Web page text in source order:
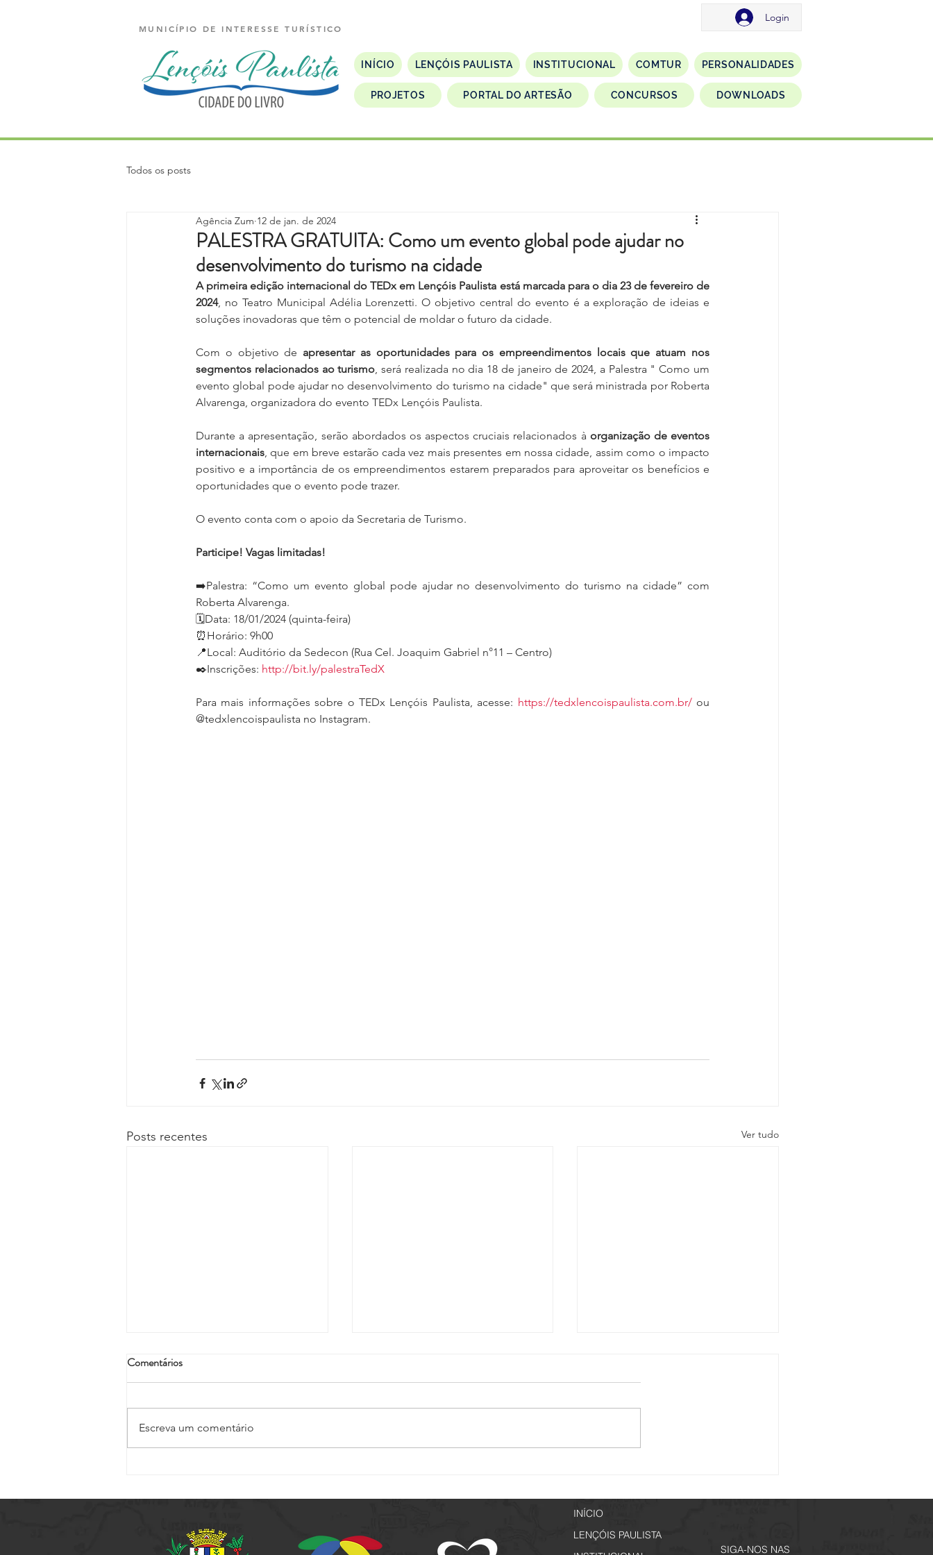
MUNICÍPIO DE INTERESSE TURÍSTICO
INÍCIO LENÇÓIS PAULISTA INSTITUCIONAL COMTUR PERSONALIDADES
PROJETOS PORTAL DO ARTESÃO CONCURSOS DOWNLOADS
Login
Todos os posts
PALESTRA GRATUITA: Como um evento global pode ajudar no
desenvolvimento do turismo na cidade
Agência Zum 12 de jan. de 2024
A primeira edição internacional do TEDx em Lençóis Paulista está marcada para o dia 23 de fevereiro de
2024, no Teatro Municipal Adélia Lorenzetti. O objetivo central do evento é a exploração de ideias e
soluções inovadoras que têm o potencial de moldar o futuro da cidade.
Com o objetivo de apresentar as oportunidades para os empreendimentos locais que atuam nos
segmentos relacionados ao turismo, será realizada no dia 18 de janeiro de 2024, a Palestra " Como um
evento global pode ajudar no desenvolvimento do turismo na cidade" que será ministrada por Roberta
Alvarenga, organizadora do evento TEDx Lençóis Paulista.
Durante a apresentação, serão abordados os aspectos cruciais relacionados à organização de eventos
internacionais, que em breve estarão cada vez mais presentes em nossa cidade, assim como o impacto
positivo e a importância de os empreendimentos estarem preparados para aproveitar os benefícios e
oportunidades que o evento pode trazer.
O evento conta com o apoio da Secretaria de Turismo.
Participe! Vagas limitadas!
➡️Palestra: “Como um evento global pode ajudar no desenvolvimento do turismo na cidade” com
Roberta Alvarenga.
🗓️Data: 18/01/2024 (quinta-feira)
⏰Horário: 9h00
📍Local: Auditório da Sedecon (Rua Cel. Joaquim Gabriel n°11 – Centro)
✒️Inscrições: http://bit.ly/palestraTedX
Para mais informações sobre o TEDx Lençóis Paulista, acesse: https://tedxlencoispaulista.com.br/ ou
@tedxlencoispaulista no Instagram.
Posts recentes Ver tudo
Comentários
Escreva um comentário
INÍCIO
LENÇÓIS PAULISTA
SIGA-NOS NAS